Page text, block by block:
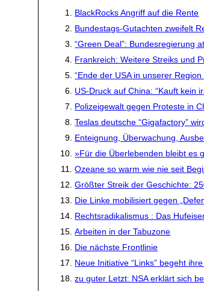
BlackRocks Angriff auf die Rente
Bundestags-Gutachten zweifelt
“Green Deal”: Bundesregierung
Frankreich: Weitere Streiks und
“Ende der USA in unserer
US-Druck auf China: “Kauft kein
Polizeigewalt gegen Proteste in
Teslas deutsche “Gigafactory”
Enteignung, Überwachung,
»Für die Überlebenden bleibt es
Ozeane so warm wie nie seit
Größter Streik der Geschichte:
Die Linke mobilisiert gegen
Rechtsradikalismus : Das
Arbeiten in der Tabuzone
Die nächste Frontlinie
Neue Initiative “Links” begeht
zu guter Letzt: NSA erklärt sich